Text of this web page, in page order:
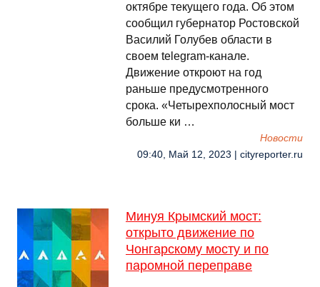
октябре текущего года. Об этом
сообщил губернатор Ростовской
Василий Голубев области в
своем telegram-канале.
Движение откроют на год
раньше предусмотренного
срока. «Четырехполосный мост
больше ки …
Новости
09:40, Май 12, 2023 | cityreporter.ru
Минуя Крымский мост:
открыто движение по
Чонгарскому мосту и по
паромной переправе